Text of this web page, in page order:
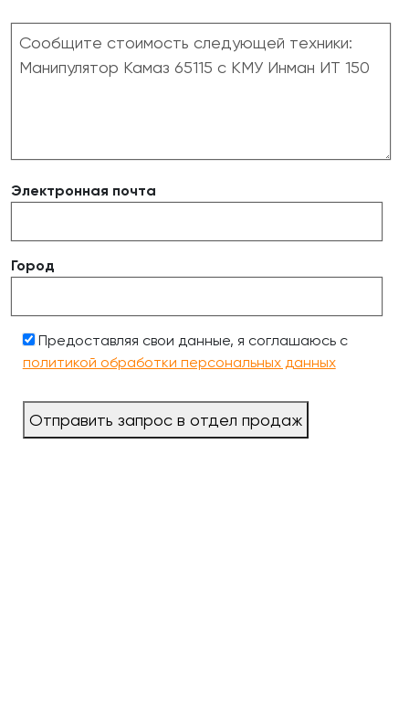
Электронная почта
Город
Предоставляя свои данные, я соглашаюсь с
политикой обработки персональных данных
Отправить запрос в отдел продаж